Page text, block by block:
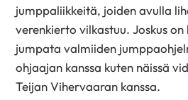
jumppaliikkeitä, joiden avulla
verenkierto vilkastuu. Joskus
jumpata valmiiden
ohjaajan kanssa kuten näissä
Teijan Vihervaaran kanssa.